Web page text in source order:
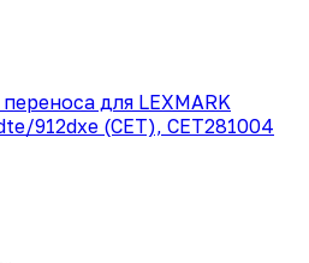
для LEXMARK
912dxe (CET), CET281004